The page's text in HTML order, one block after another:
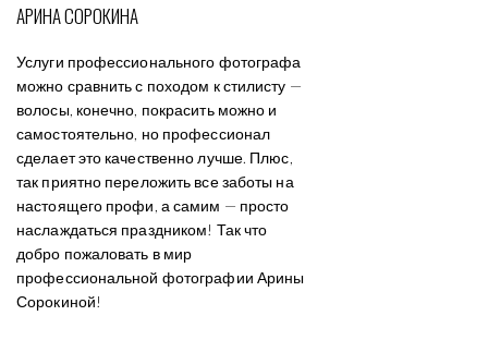
АРИНА СОРОКИНА
Услуги профессионального фотографа
можно сравнить с походом к стилисту —
волосы, конечно, покрасить можно и
самостоятельно, но профессионал
сделает это качественно лучше. Плюс,
так приятно переложить все заботы на
настоящего профи, а самим — просто
наслаждаться праздником! Так что
добро пожаловать в мир
профессиональной фотографии Арины
Сорокиной!